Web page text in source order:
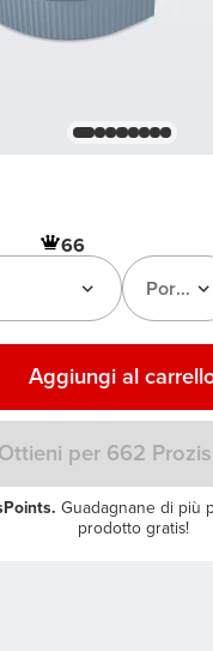
66
Aggiungi al
Ottieni per 662
Guadagnane di più
prodotto gratis!